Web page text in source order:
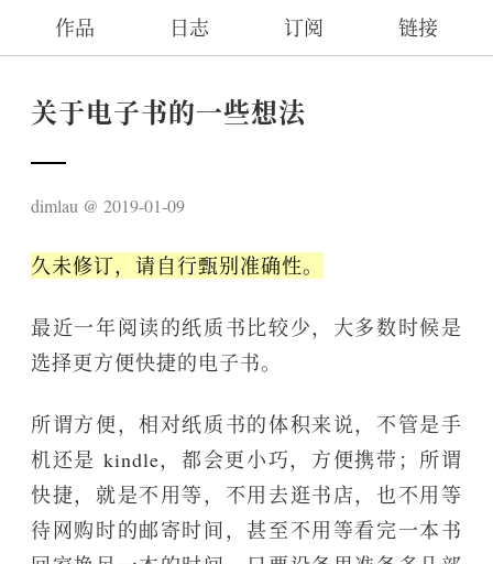
作品 日志 订阅 链接
关于电子书的一些想法
dimlau 2019-01-09
久未修订，请自行甄别准确性。
最近一年阅读的纸质书比较少，大多数时候是
选择更方便快捷的电子书。
所谓方便，相对纸质书的体积来说，不管是手
机还是 kindle，都会更小巧，方便携带；所谓
快捷，就是不用等，不用去逛书店，也不用等
待网购时的邮寄时间，甚至不用等看完一本书